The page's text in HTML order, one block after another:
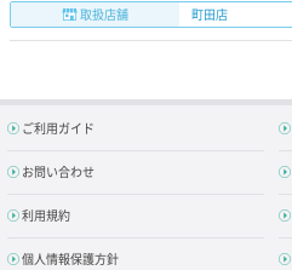
取扱店舗
町田店
ご利用ガイド
お問い合わせ
利用規約
個人情報保護方針